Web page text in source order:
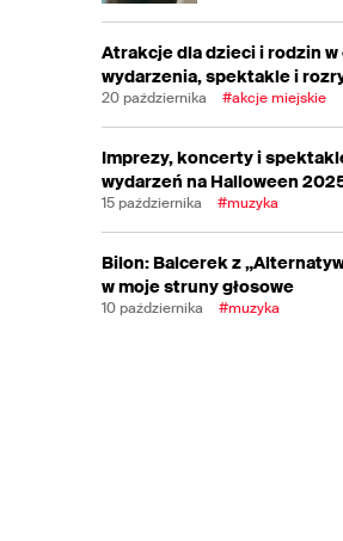
Atrakcje dla dzieci i rodzin w
wydarzenia, spektakle i
20 października #akcje miejskie
Imprezy, koncerty i
wydarzeń na Halloween
15 października #muzyka
Bilon: Balcerek z
w moje struny głosowe
10 października #muzyka